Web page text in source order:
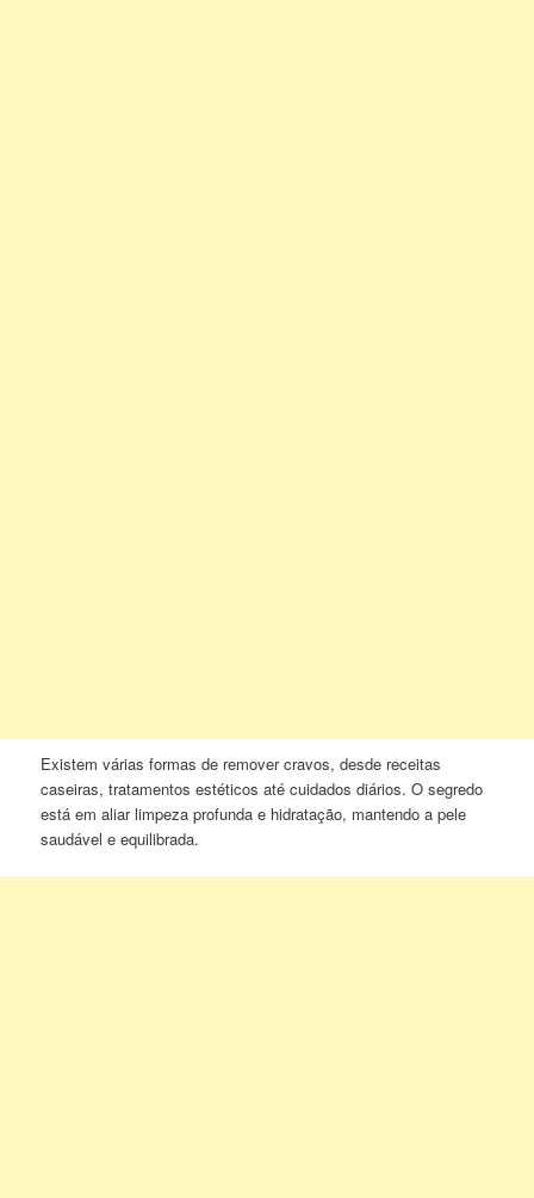
Existem várias formas de remover cravos, desde receitas
caseiras, tratamentos estéticos até cuidados diários. O segredo
está em aliar limpeza profunda e hidratação, mantendo a pele
saudável e equilibrada.